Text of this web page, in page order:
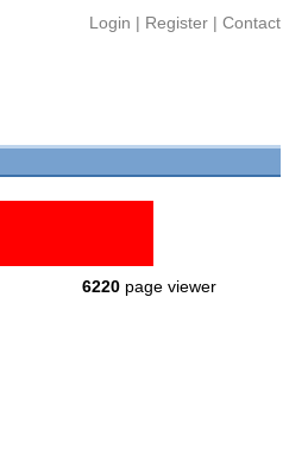
Login | Register | Contact
6220 page viewer